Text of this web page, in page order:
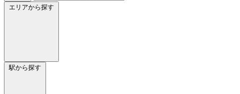
エリアから探す
駅から探す